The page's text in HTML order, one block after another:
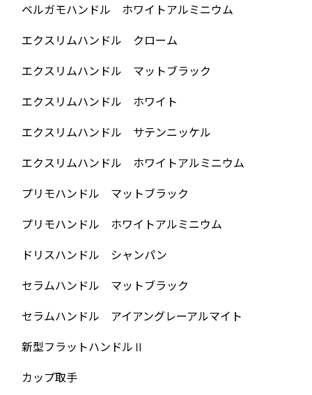
ベルガモハンドル ホワイトアルミニウム
エクスリムハンドル クローム
エクスリムハンドル マットブラック
エクスリムハンドル ホワイト
エクスリムハンドル サテンニッケル
エクスリムハンドル ホワイトアルミニウム
プリモハンドル マットブラック
プリモハンドル ホワイトアルミニウム
ドリスハンドル シャンパン
セラムハンドル マットブラック
セラムハンドル アイアングレーアルマイト
新型フラットハンドルⅡ
カップ取手